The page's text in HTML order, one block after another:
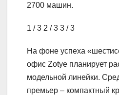
2700 машин.
1 / 3 2 / 3 3 / 3
На фоне успеха
офис Zotye планирует
модельной линейки.
премьер – компактный